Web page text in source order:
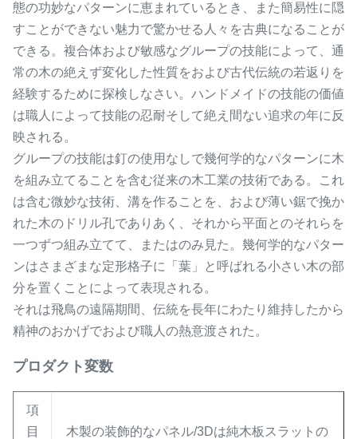
態の功妙なパターンに恵まれているとき、また簡易性に隠
すことができない魅力で驚かせる人々を古典になることが
できる。複合体および敏感なグループの技能によって、通
常の木の絶えず変化した性質をおよび古代伝統の若返りを
経験するために探検しなさい。ハンドメイドの技能の価値
は職人によって技能の忍耐そして絶え間ない追求の年に反
映される。
グループの技能は釘の使用なしで幾何学的なパターンに木
を組み立てることを含む従来の木工業の技術である。これ
は含む微妙な技術、溝を作ることを、および薄い鋸で挽か
れた木のドリル孔でありあく、それから平面とのそれらを
一つずつ組み立てて、またはのみ見た。幾何学的なパター
ンはさまざまな定形格子に「葉」と呼ばれる小さい木の部
分を置くことによって表現される。
それは飛鳥の遠隔期間、伝統を長年にわたり維持したから
精神のおかげでおよび職人の熱意渡された。
プロダクト変数
項
目
木製の装飾的なパネル/3Dは純木板スラットの